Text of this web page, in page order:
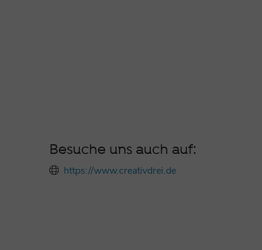
Besuche uns auch auf:
https://www.creativdrei.de